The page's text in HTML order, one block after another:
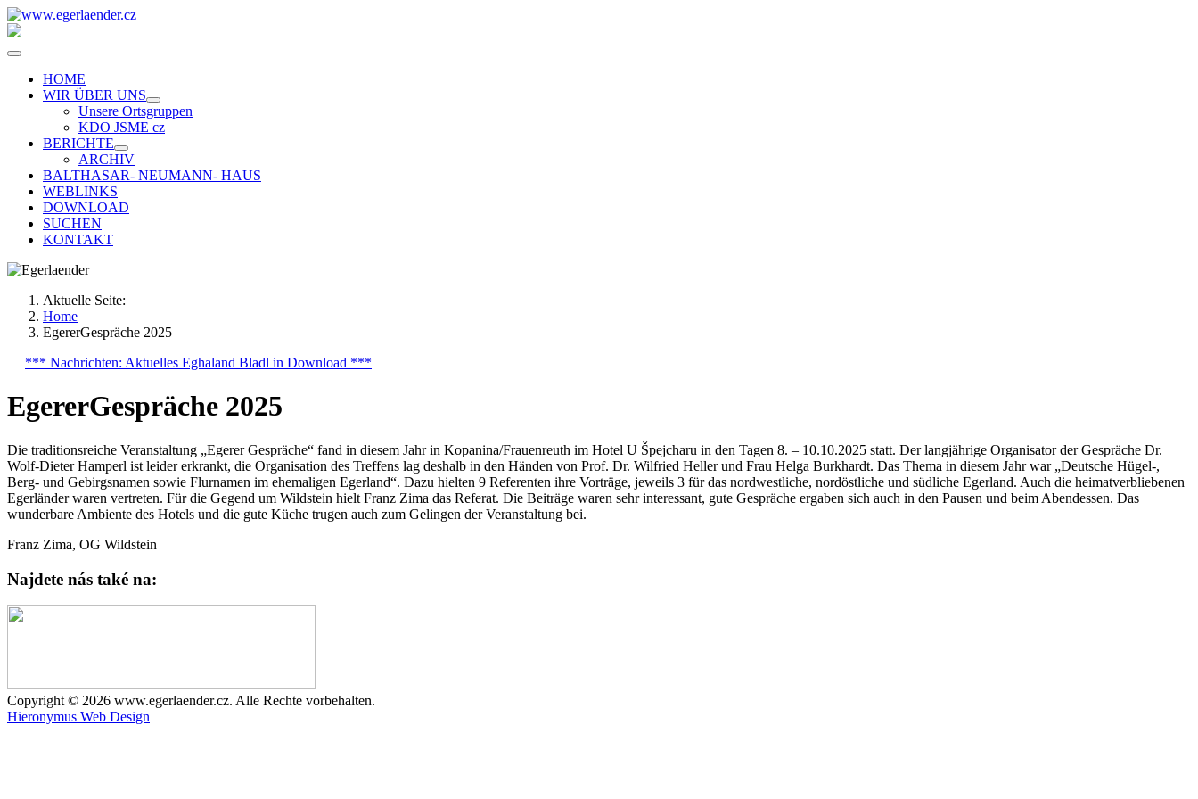
HOME
WIR ÜBER UNS
Unsere Ortsgruppen
KDO JSME cz
BERICHTE
ARCHIV
BALTHASAR- NEUMANN- HAUS
WEBLINKS
DOWNLOAD
SUCHEN
KONTAKT
Aktuelle Seite:
Home
EgererGespräche 2025
*** Nachrichten: Aktuelles Eghaland Bladl in Download ***
EgererGespräche 2025
Die traditionsreiche Veranstaltung „Egerer Gespräche“ fand in diesem Jahr in Kopanina/Frauenreuth im Hotel U Špejcharu in den Tagen 8. – 10.10.2025 statt. Der langjährige Organisator der Gespräche Dr.
Wolf-Dieter Hamperl ist leider erkrankt, die Organisation des Treffens lag deshalb in den Händen von Prof. Dr. Wilfried Heller und Frau Helga Burkhardt. Das Thema in diesem Jahr war „Deutsche Hügel-,
Berg- und Gebirgsnamen sowie Flurnamen im ehemaligen Egerland“. Dazu hielten 9 Referenten ihre Vorträge, jeweils 3 für das nordwestliche, nordöstliche und südliche Egerland. Auch die heimatverbliebenen
Egerländer waren vertreten. Für die Gegend um Wildstein hielt Franz Zima das Referat. Die Beiträge waren sehr interessant, gute Gespräche ergaben sich auch in den Pausen und beim Abendessen. Das
wunderbare Ambiente des Hotels und die gute Küche trugen auch zum Gelingen der Veranstaltung bei.
Franz Zima, OG Wildstein
Najdete nás také na:
Copyright © 2026 www.egerlaender.cz. Alle Rechte vorbehalten.
Hieronymus Web Design